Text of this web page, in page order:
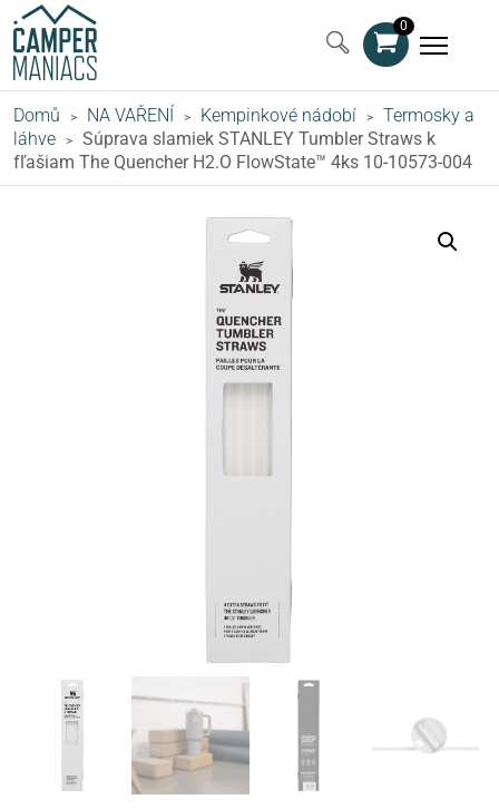
0
Domů > NA VAŘENÍ > Kempinkové nádobí >
Termosky a
láhve
>
Súprava slamiek STANLEY Tumbler Straws k
fľašiam The Quencher H2.O FlowState™ 4ks 10-10573-004